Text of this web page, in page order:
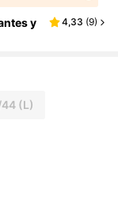
y
4,33 (9)
(L)